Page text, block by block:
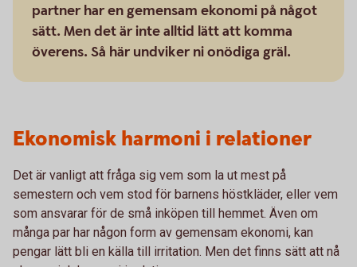
partner har en gemensam ekonomi på något
sätt. Men det är inte alltid lätt att komma
överens. Så här undviker ni onödiga gräl.
Ekonomisk harmoni i relationer
Det är vanligt att fråga sig vem som la ut mest på
semestern och vem stod för barnens höstkläder, eller vem
som ansvarar för de små inköpen till hemmet. Även om
många par har någon form av gemensam ekonomi, kan
pengar lätt bli en källa till irritation. Men det finns sätt att nå